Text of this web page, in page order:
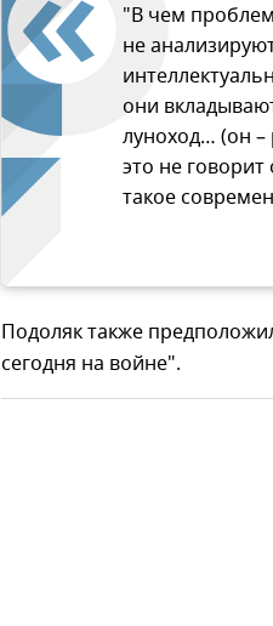
"В чем
не
они
луноход… (он –
это не
такое
Подоляк также
сегодня на войне".